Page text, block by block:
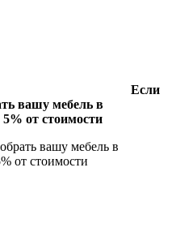
Если
вашу мебель в
от стоимости
вашу мебель в
от стоимости